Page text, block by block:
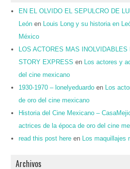
EN EL OLVIDO EL SEPULCRO DE
León en
Louis Long y su historia en
México
LOS ACTORES MAS
STORY EXPRESS en
Los actores y
del cine mexicano
1930-1970 – lonelyeduardo en
Los
de oro del cine mexicano
Historia del Cine Mexicano –
actrices de la época de oro del cine
read this post here en Los
Archivos